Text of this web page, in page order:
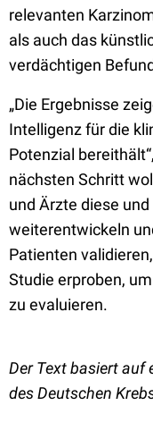
relevanten
als auch das
verdächtigen
„Die Ergebnisse
Intelligenz für die
Potenzial
nächsten Schritt
und Ärzte diese
weiterentwickeln
Patienten
Studie erproben,
zu evaluieren.
Der Text basiert auf
desDeutschen